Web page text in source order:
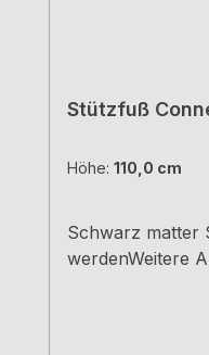
Stützfuß
Höhe: 110,0 cm
Schwarz matter
werdenWeitere